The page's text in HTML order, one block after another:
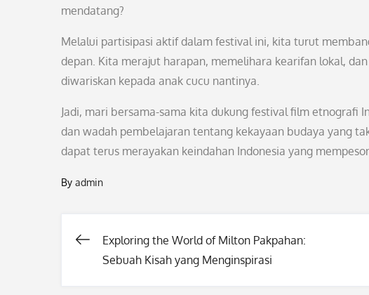
mendatang?
Melalui partisipasi aktif dalam festival ini, kita turut
depan. Kita merajut harapan, memelihara kearifan lokal,
diwariskan kepada anak cucu nantinya.
Jadi, mari bersama-sama kita dukung festival film etnografi
dan wadah pembelajaran tentang kekayaan budaya yang
dapat terus merayakan keindahan Indonesia yang
By admin
Post
Exploring the World of Milton Pakpahan:
Sebuah Kisah yang Menginspirasi